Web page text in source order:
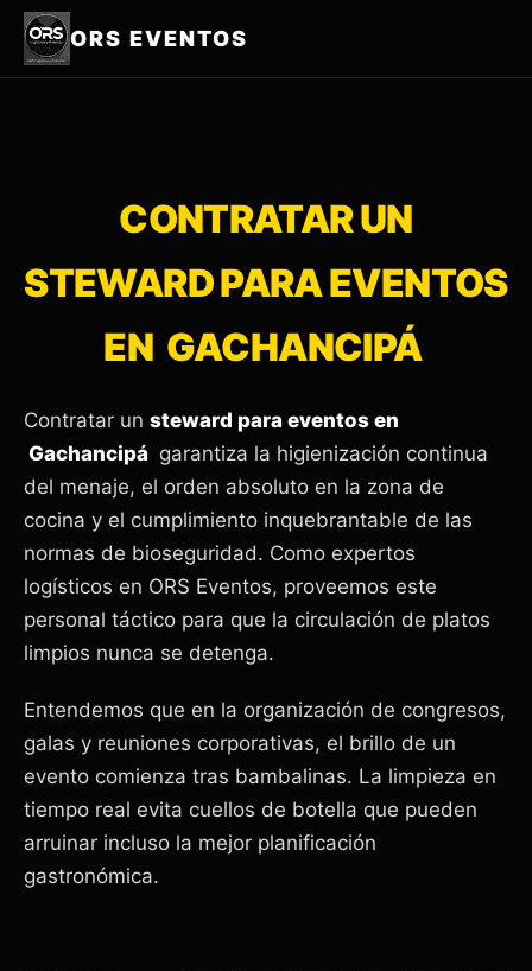
ORS EVENTOS
CONTRATAR UN
STEWARD PARA EVENTOS
EN GACHANCIPÁ
Contratar un steward para eventos en
Gachancipá garantiza la higienización continua
del menaje, el orden absoluto en la zona de
cocina y el cumplimiento inquebrantable de las
normas de bioseguridad. Como expertos
logísticos en ORS Eventos, proveemos este
personal táctico para que la circulación de platos
limpios nunca se detenga.
Entendemos que en la organización de congresos,
galas y reuniones corporativas, el brillo de un
evento comienza tras bambalinas. La limpieza en
tiempo real evita cuellos de botella que pueden
arruinar incluso la mejor planificación
gastronómica.